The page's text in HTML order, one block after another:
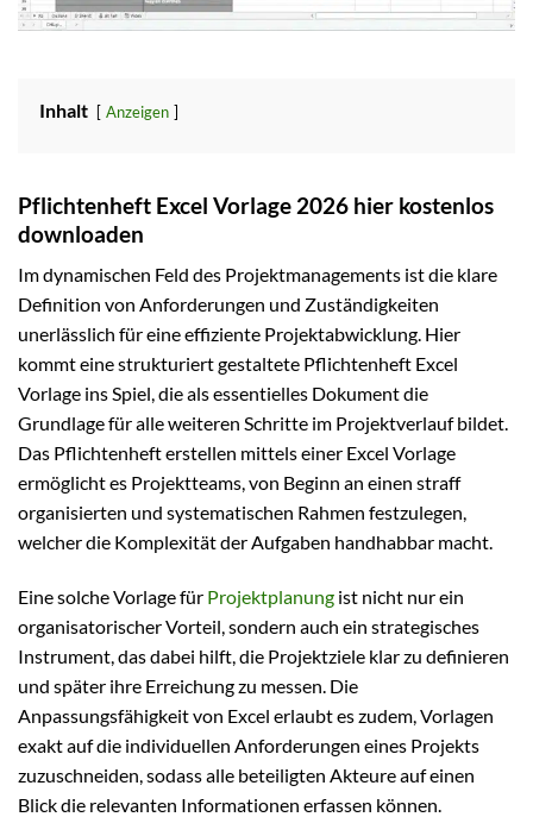
Inhalt Anzeigen
Pflichtenheft Excel Vorlage 2026 hier kostenlos
downloaden
Im dynamischen Feld des Projektmanagements ist die klare
Definition von Anforderungen und Zuständigkeiten
unerlässlich für eine effiziente Projektabwicklung. Hier
kommt eine strukturiert gestaltete Pflichtenheft Excel
Vorlage ins Spiel, die als essentielles Dokument die
Grundlage für alle weiteren Schritte im Projektverlauf bildet.
Das Pflichtenheft erstellen mittels einer Excel Vorlage
ermöglicht es Projektteams, von Beginn an einen straff
organisierten und systematischen Rahmen festzulegen,
welcher die Komplexität der Aufgaben handhabbar macht.
Eine solche Vorlage für Projektplanung ist nicht nur ein
organisatorischer Vorteil, sondern auch ein strategisches
Instrument, das dabei hilft, die Projektziele klar zu definieren
und später ihre Erreichung zu messen. Die
Anpassungsfähigkeit von Excel erlaubt es zudem, Vorlagen
exakt auf die individuellen Anforderungen eines Projekts
zuzuschneiden, sodass alle beteiligten Akteure auf einen
Blick die relevanten Informationen erfassen können.